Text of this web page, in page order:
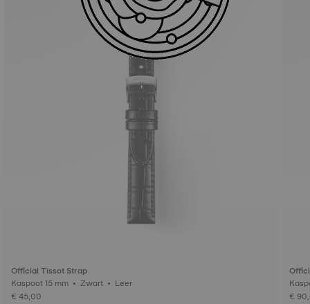
Official Tissot Strap
Kaspoot 15 mm • Zwart • Leer
€ 45,00
€